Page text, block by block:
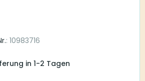
: 10983716
in 1-2 Tagen